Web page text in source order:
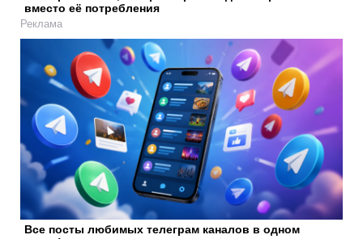
вместо её потребления
Реклама
Все посты любимых телеграм каналов в одном